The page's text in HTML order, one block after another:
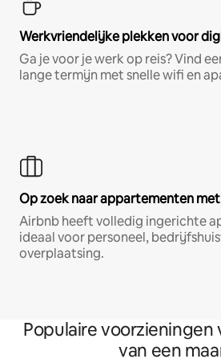
Werkvriendelijke plekken voor
Ga je voor je werk op reis? Vind
lange termijn met snelle wifi en
Op zoek naar appartementen
Airbnb heeft volledig ingerichte
ideaal voor personeel,
overplaatsing.
Populaire
van een